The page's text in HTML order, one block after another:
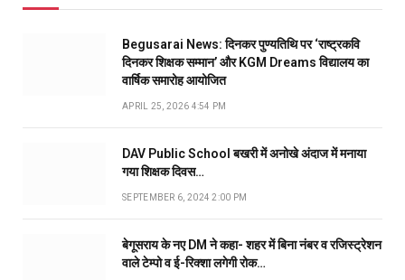
Begusarai News: दिनकर पुण्यतिथि पर ‘राष्ट्रकवि
दिनकर शिक्षक सम्मान’ और KGM Dreams विद्यालय का
वार्षिक समारोह आयोजित
APRIL 25, 2026 4:54 PM
DAV Public School बखरी में अनोखे अंदाज में मनाया
गया शिक्षक दिवस…
SEPTEMBER 6, 2024 2:00 PM
बेगूसराय के नए DM ने कहा- शहर में बिना नंबर व रजिस्ट्रेशन
वाले टेम्पो व ई-रिक्शा लगेगी रोक…